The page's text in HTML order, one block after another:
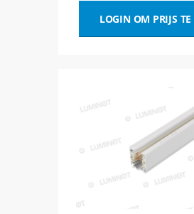
LOGIN OM PRIJS